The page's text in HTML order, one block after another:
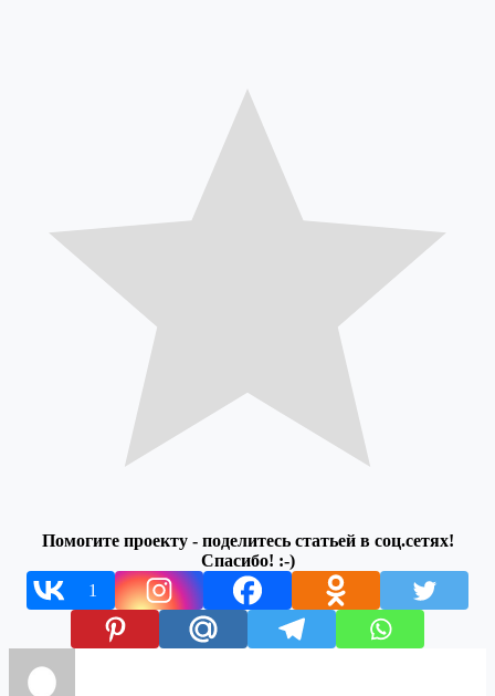
Помогите проекту - поделитесь статьей в соц.сетях!
Спасибо! :-)
1